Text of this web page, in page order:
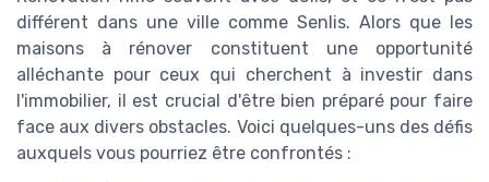
différent dans une ville comme Senlis. Alors que les
maisons à rénover constituent une opportunité
alléchante pour ceux qui cherchent à investir dans
l'immobilier, il est crucial d'être bien préparé pour faire
face aux divers obstacles. Voici quelques-uns des défis
auxquels vous pourriez être confrontés :